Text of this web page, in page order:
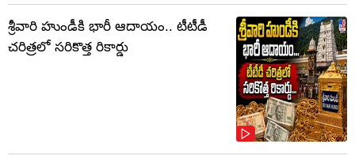
శ్రీవారి హుండీకి భారీ ఆదాయం.. టీటీడీ
చరిత్రలో సరికొత్త రికార్డు